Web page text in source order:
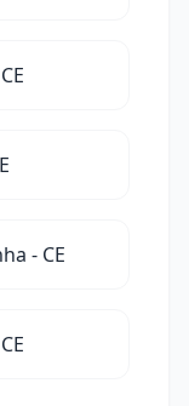
- CE